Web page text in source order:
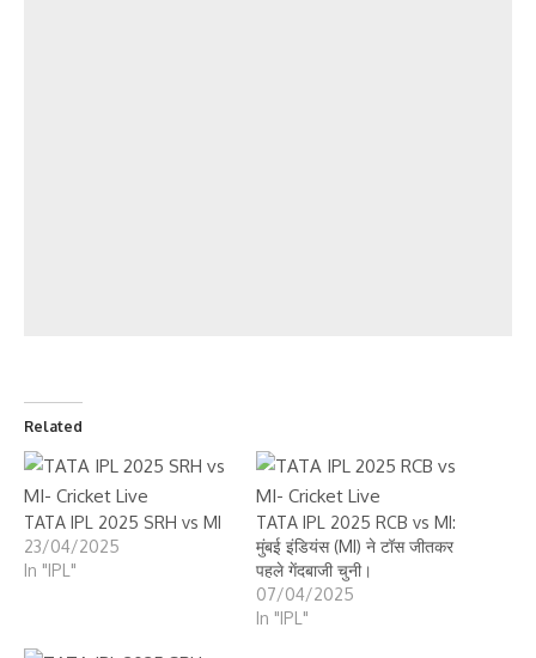
Related
TATA IPL 2025 SRH vs MI
23/04/2025
In "IPL"
TATA IPL 2025 RCB vs MI:
मुंबई इंडियंस (MI) ने टॉस जीतकर
पहले गेंदबाजी चुनी।
07/04/2025
In "IPL"